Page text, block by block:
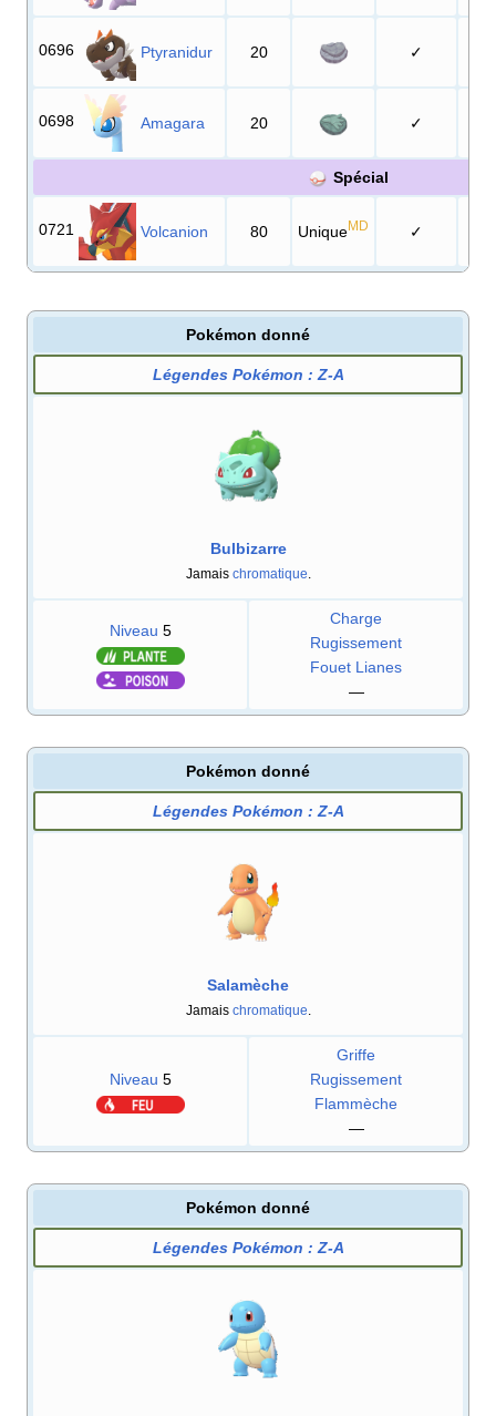
0696 Ptyranidur 20 ✓
0698 Amagara 20 ✓
Spécial
0721 Volcanion 80 UniqueMD ✓
Pokémon donné
Légendes Pokémon : Z-A
Bulbizarre
Jamais chromatique
Niveau 5
Charge
Rugissement
Fouet Lianes
—
Pokémon donné
Légendes Pokémon : Z-A
Salamèche
Jamais chromatique
Niveau 5
Griffe
Rugissement
Flammèche
—
Pokémon donné
Légendes Pokémon : Z-A